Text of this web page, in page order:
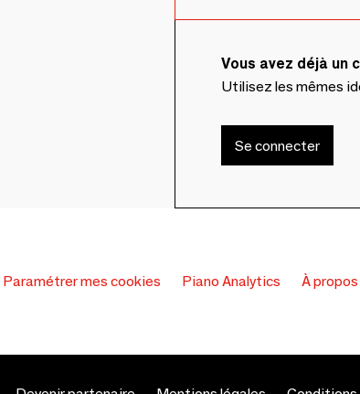
Vous avez déjà un
Utilisez les mêmes
Se connecter
Paramétrer mes cookies Piano Analytics À propos